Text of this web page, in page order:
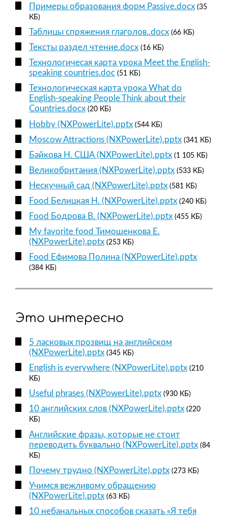
Примеры образования форм Passive.docx (35
КБ)
Таблицы спряжения глаголов..docx (66 КБ)
Тексты раздел чтение.docx (16 КБ)
Технологичесая карта урока Meet the English-
speaking countries.doc (51 КБ)
Технологическая карта урока What do
English-speaking People Think about their
Countries.docx (20 КБ)
Hobby (NXPowerLite).pptx (544 КБ)
Moscow Attractions (NXPowerLite).pptx (341 КБ)
Байкова Н. США (NXPowerLite).pptx (1 105 КБ)
Великобритания (NXPowerLite).pptx (533 КБ)
Нескучный сад (NXPowerLite).pptx (581 КБ)
Food Белицкая Н. (NXPowerLite).pptx (240 КБ)
Food Бодрова В. (NXPowerLite).pptx (455 КБ)
My favorite food Тимошенкова Е.
(NXPowerLite).pptx (253 КБ)
Food Ефимова Полина (NXPowerLite).pptx
(384 КБ)
Это интересно
5 ласковых прозвищ на английском
(NXPowerLite).pptx (345 КБ)
English is everywhere (NXPowerLite).pptx (210
КБ)
Useful phrases (NXPowerLite).pptx (930 КБ)
10 английских слов (NXPowerLite).pptx (220
КБ)
Английские фразы, которые не стоит
переводить буквально (NXPowerLite).pptx (84
КБ)
Почему трудно (NXPowerLite).pptx (273 КБ)
Учимся вежливому обращению
(NXPowerLite).pptx (63 КБ)
10 небанальных способов сказать «Я тебя